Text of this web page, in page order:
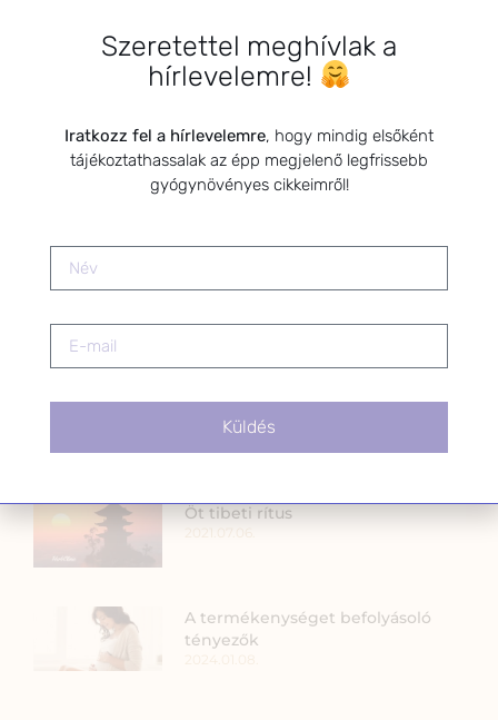
KEDVELT BEJEGYZÉSEK
Kisgyermekek náthájának,
Gyógynövényekkel a
termékenységért
Öt tibeti rítus
2021.07.06.
A termékenységet befolyásoló
tényezők
Szeretettel meghívlak a
hírlevelemre!
Iratkozz fel a hírlevelemre, hogy mindig elsőként
tájékoztathassalak az épp megjelenő legfrissebb
gyógynövényes cikkeimről!
Küldés